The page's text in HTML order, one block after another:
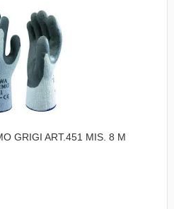
GRIGI ART.451 MIS. 8 M